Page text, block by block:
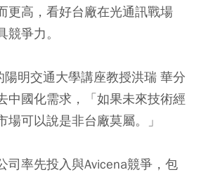
更高，看好台廠在光通訊戰場
爭力。
陽明交通大學講座教授洪瑞 華分
中國化需求，「如果未來技術經
場可以說是非台廠莫屬。」
司率先投入與Avicena競爭，包